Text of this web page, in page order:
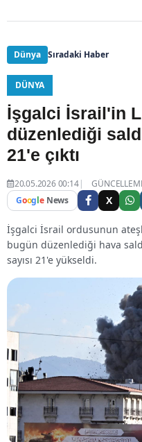
Dünya Sıradaki Haber
DÜNYA
İşgalci İsrail'in
düzenlediği
21'e çıktı
20.05.2026 00:14
Google News X
İşgalci İsrail ordusunun
bugün düzenlediği hava
sayısı 21'e yükseldi.